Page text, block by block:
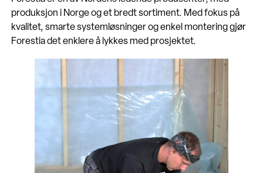
produksjon i Norge og et bredt sortiment. Med fokus på
kvalitet, smarte systemløsninger og enkel montering gjør
Forestia det enklere å lykkes med prosjektet.